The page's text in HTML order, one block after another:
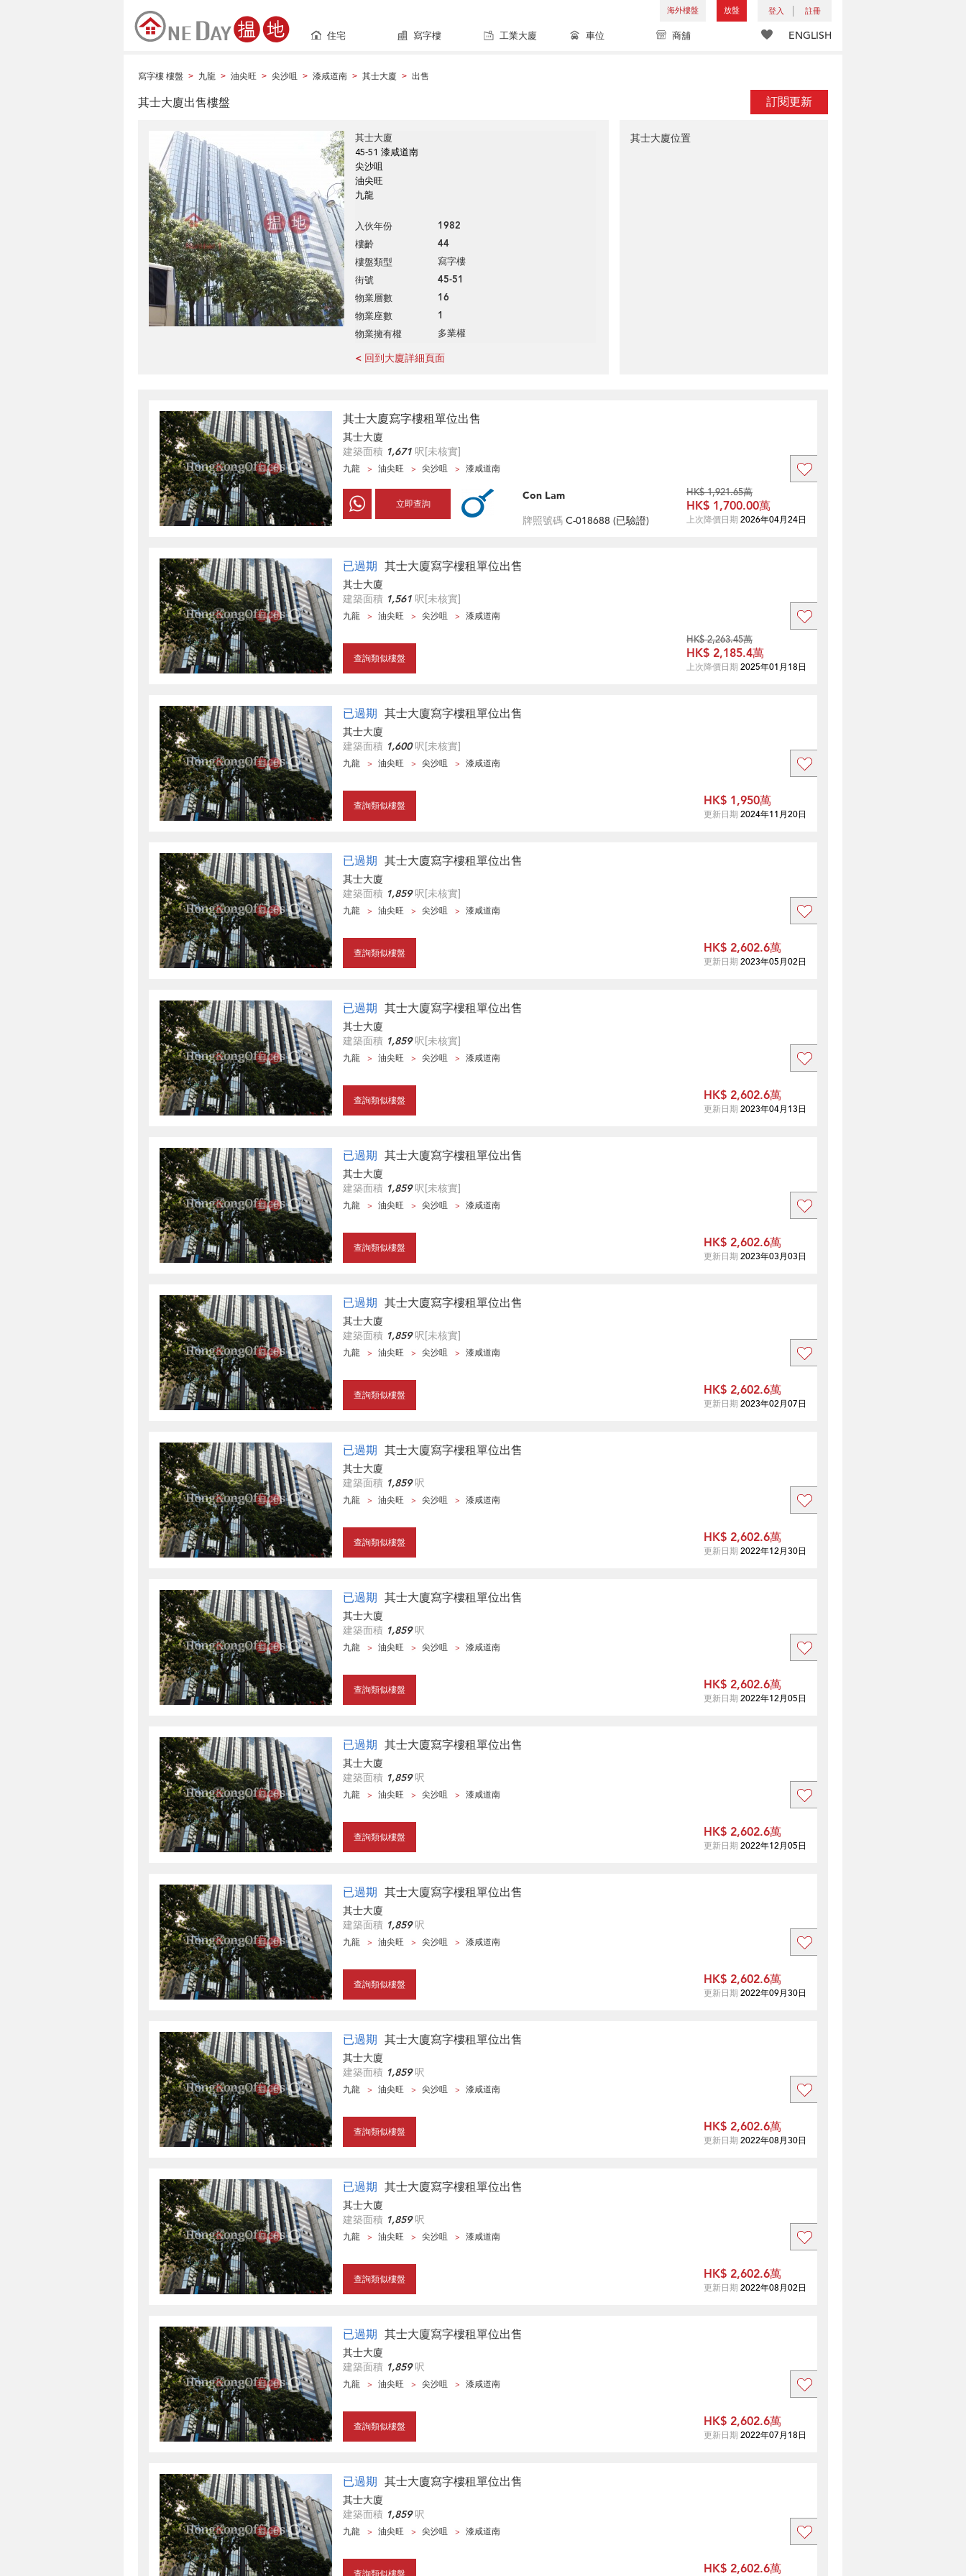
海外樓盤 放盤 登入 註冊
ENGLISH
住宅 寫字樓 工業大廈 車位 商舖
寫字樓 樓盤 > 九龍 > 油尖旺 > 尖沙咀 > 漆咸道南 > 其士大廈 > 出售
訂閱更新
其士大廈出售樓盤
其士大廈
45-51 漆咸道南
尖沙咀
油尖旺
九龍
入伙年份 1982
樓齡 44
樓盤類型 寫字樓
街號 45-51
物業層數 16
物業座數 1
物業擁有權 多業權
< 回到大廈詳細頁面
其士大廈位置
其士大廈寫字樓租單位出售
其士大廈
建築面積 1,671 呎[未核實]
九龍 油尖旺 尖沙咀 漆咸道南
立即查詢
Con Lam
牌照號碼 C-018688 (已驗證)
HK$ 1,921.65萬
HK$ 1,700.00萬
上次降價日期 2026年04月24日
已過期 其士大廈寫字樓租單位出售
其士大廈
建築面積 1,561 呎[未核實]
九龍 油尖旺 尖沙咀 漆咸道南
查詢類似樓盤
HK$ 2,263.45萬
HK$ 2,185.4萬
上次降價日期 2025年01月18日
已過期 其士大廈寫字樓租單位出售
其士大廈
建築面積 1,600呎[未核實]
九龍 油尖旺 尖沙咀 漆咸道南
查詢類似樓盤 HK$ 1,950萬
更新日期 2024年11月20日
已過期 其士大廈寫字樓租單位出售
其士大廈
建築面積 1,859呎[未核實]
九龍 油尖旺 尖沙咀 漆咸道南
查詢類似樓盤 HK$ 2,602.6萬
更新日期 2023年05月02日
已過期 其士大廈寫字樓租單位出售
其士大廈
建築面積 1,859呎[未核實]
九龍 油尖旺 尖沙咀 漆咸道南
查詢類似樓盤 HK$ 2,602.6萬
更新日期 2023年04月13日
已過期 其士大廈寫字樓租單位出售
其士大廈
建築面積 1,859呎[未核實]
九龍 油尖旺 尖沙咀 漆咸道南
查詢類似樓盤 HK$ 2,602.6萬
更新日期 2023年03月03日
已過期 其士大廈寫字樓租單位出售
其士大廈
建築面積 1,859呎[未核實]
九龍 油尖旺 尖沙咀 漆咸道南
查詢類似樓盤 HK$ 2,602.6萬
更新日期 2023年02月07日
已過期 其士大廈寫字樓租單位出售
其士大廈
建築面積 1,859呎
九龍 油尖旺 尖沙咀 漆咸道南
查詢類似樓盤 HK$ 2,602.6萬
更新日期 2022年12月30日
已過期 其士大廈寫字樓租單位出售
其士大廈
建築面積 1,859呎
九龍 油尖旺 尖沙咀 漆咸道南
查詢類似樓盤 HK$ 2,602.6萬
更新日期 2022年12月05日
已過期 其士大廈寫字樓租單位出售
其士大廈
建築面積 1,859呎
九龍 油尖旺 尖沙咀 漆咸道南
查詢類似樓盤 HK$ 2,602.6萬
更新日期 2022年12月05日
已過期 其士大廈寫字樓租單位出售
其士大廈
建築面積 1,859呎
九龍 油尖旺 尖沙咀 漆咸道南
查詢類似樓盤 HK$ 2,602.6萬
更新日期 2022年09月30日
已過期 其士大廈寫字樓租單位出售
其士大廈
建築面積 1,859呎
九龍 油尖旺 尖沙咀 漆咸道南
查詢類似樓盤 HK$ 2,602.6萬
更新日期 2022年08月30日
已過期 其士大廈寫字樓租單位出售
其士大廈
建築面積 1,859呎
九龍 油尖旺 尖沙咀 漆咸道南
查詢類似樓盤 HK$ 2,602.6萬
更新日期 2022年08月02日
已過期 其士大廈寫字樓租單位出售
其士大廈
建築面積 1,859呎
九龍 油尖旺 尖沙咀 漆咸道南
查詢類似樓盤 HK$ 2,602.6萬
更新日期 2022年07月18日
已過期 其士大廈寫字樓租單位出售
其士大廈
建築面積 1,859呎
九龍 油尖旺 尖沙咀 漆咸道南
HK$ 2,602.6萬